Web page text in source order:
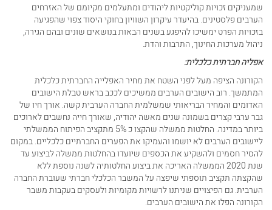
שמעניקים זכויות קוליקטיות ליהודים ומתעלמים מקיומם של האזרחים
הערבים פלסטינים. בהיעדר עיקרון השוויון בחוקי היסוד צפוי שהפגיעה
בזכויות הפרט ימשיכו להיפגע בשנים הבאות בנושאים שונים ובהם הגירה,
ניהול מערכות החינוך, התרבות והדת.
אפליה חברתית כלכלית:
הקורונה הציפה מעל לפני השטח את מחיר האפלייה החברתית כלכלית
המתמשך. רוב הישובים הערבים ממשיכים לככב בראש טבלת הישובים
האדומים והמחיר הבריאותי שמשלמית החברה הערבית קשה. אורך חיו של
גבר ערבי קצרים בשמונה שנים מאשה יהודיה, שאורך חייה נחשבים לארוכים
ביותר במדינה. החלטות ממשלה שהקצו כ 5% מתקציב הפיתוח הממשלתי
ליישובים הערבים לא יושמו והעמיקו את הפערים החברתיים כלכליים. במקום
להסיר חסמים ולהשקיע את הכספים שיועדו בהחלטות ממשלה לביצוע עד
שנת 2020 הממשלה האריכה את ביצוע החלטותיה לשנה נוספת ללא
שהקצתה תקציב תוספתי שיפצה על המשבר הכלכלי חברתי שעוברת החברה
הערבית. גם הפיצויים שניתנו לרשויות מקומיות ולעסקים בעקבות משבר
הקורונה הפלו את הישובים הערבים.